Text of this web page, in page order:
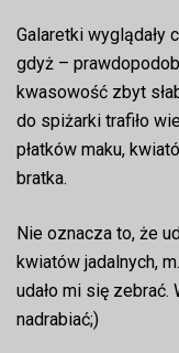
Galaretki wyglądały
gdyż –
kwasowość zbyt
do spiżarki trafiło
płatków maku,
bratka.
Nie oznacza to, że
kwiatów jadalnych,
udało mi się
nadrabiać;)